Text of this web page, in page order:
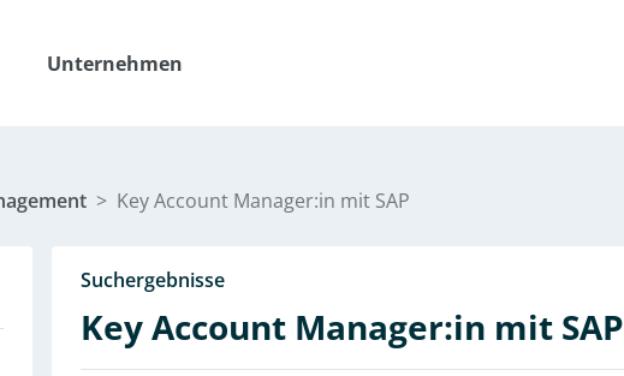
Unternehmen
Key Account Manager:in mit SAP
Suchergebnisse
Key Account Manager:in mit SAP